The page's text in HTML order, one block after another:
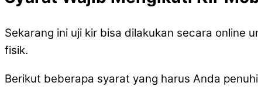
Sekarang ini uji kir bisa dilakukan secara online
fisik.
Berikut beberapa syarat yang harus Anda